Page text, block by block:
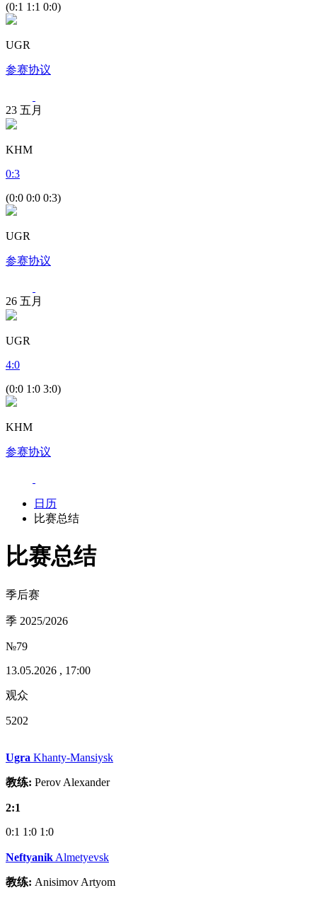
(0:1 1:1 0:0)
UGR
参赛协议
23 五月
KHM
0:3
(0:0 0:0 0:3)
UGR
参赛协议
26 五月
UGR
4:0
(0:0 1:0 3:0)
KHM
参赛协议
日历
比赛总结
比赛总结
季后赛
季 2025/2026
№79
13.05.2026 , 17:00
观众
5202
Ugra Khanty-Mansiysk
教练: Perov Alexander
2:1
0:1 1:0 1:0
Neftyanik Almetyevsk
教练: Anisimov Artyom